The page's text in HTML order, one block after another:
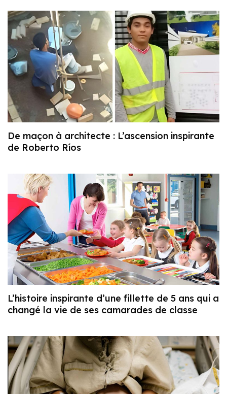
De maçon à architecte : L’ascension inspirante
de Roberto Ríos
L’histoire inspirante d’une fillette de 5 ans qui a
changé la vie de ses camarades de classe